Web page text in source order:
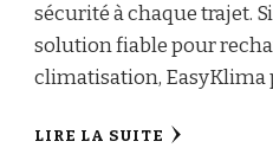
sécurité à chaque trajet.
solution fiable pour
climatisation, EasyKlima
LIRE LA SUITE